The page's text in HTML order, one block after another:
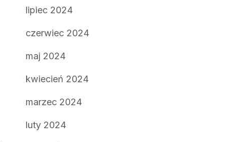
lipiec 2024
czerwiec 2024
maj 2024
kwiecień 2024
marzec 2024
luty 2024